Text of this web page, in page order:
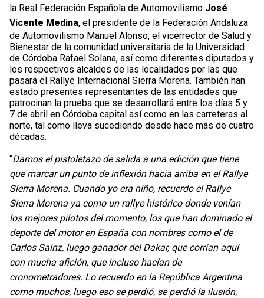
la Real Federación Española de Automovilismo José
Vicente Medina, el presidente de la Federación Andaluza
de Automovilismo Manuel Alonso, el vicerrector de Salud y
Bienestar de la comunidad universitaria de la Universidad
de Córdoba Rafael Solana, así como diferentes diputados y
los respectivos alcaldes de las localidades por las que
pasará el Rallye Internacional Sierra Morena. También han
estado presentes representantes de las entidades que
patrocinan la prueba que se desarrollará entre los días 5 y
7 de abril en Córdoba capital así como en las carreteras al
norte, tal como lleva sucediendo desde hace más de cuatro
décadas.
“Damos el pistoletazo de salida a una edición que tiene
que marcar un punto de inflexión hacia arriba en el Rallye
Sierra Morena. Cuando yo era niño, recuerdo el Rallye
Sierra Morena ya como un rallye histórico donde venían
los mejores pilotos del momento, los que han dominado el
deporte del motor en España con nombres como el de
Carlos Sainz, luego ganador del Dakar, que corrían aquí
con mucha afición, que incluso hacían de
cronometradores. Lo recuerdo en la República Argentina
como muchos, luego eso se perdió, se perdió la ilusión,